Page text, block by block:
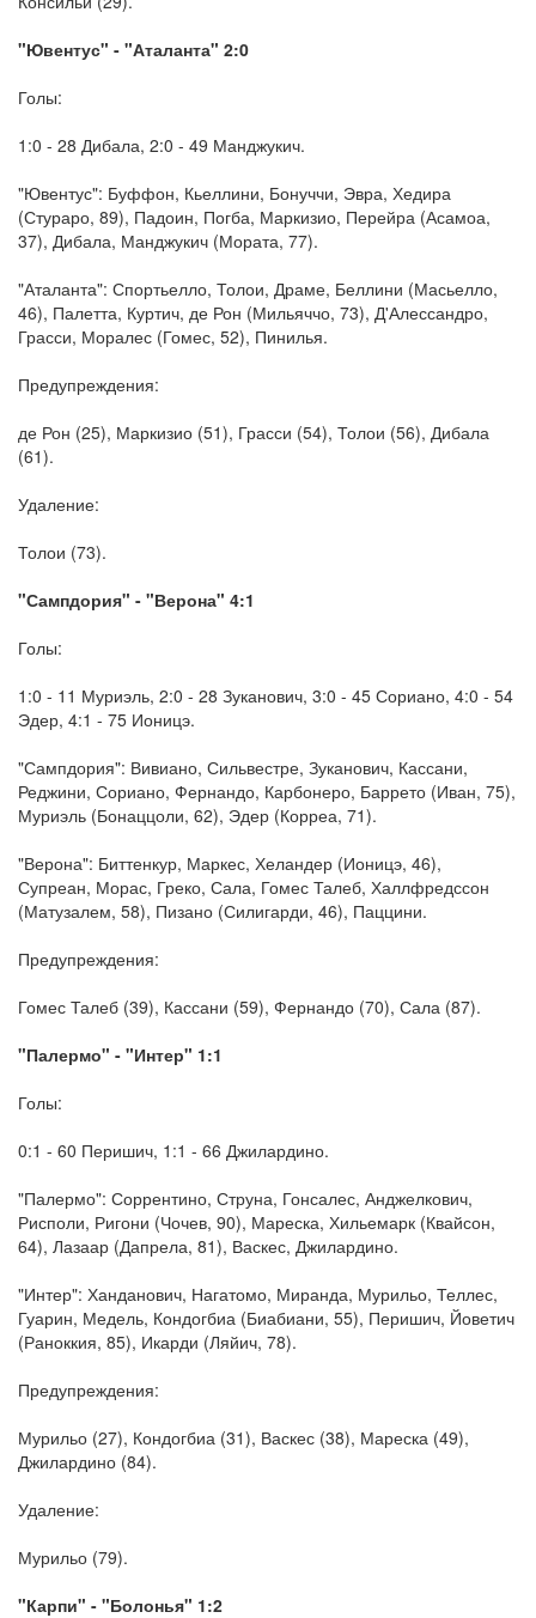
"Ювентус" - "Аталанта" 2:0
Голы:
1:0 - 28 Дибала, 2:0 - 49 Манджукич.
"Ювентус": Буффон, Кьеллини, Бонуччи, Эвра, Хедира
(Стураро, 89), Падоин, Погба, Маркизио, Перейра (Асамоа,
37), Дибала, Манджукич (Мората, 77).
"Аталанта": Спортьелло, Толои, Драме, Беллини (Масьелло,
46), Палетта, Куртич, де Рон (Мильяччо, 73), Д'Алессандро,
Грасси, Моралес (Гомес, 52), Пинилья.
Предупреждения:
де Рон (25), Маркизио (51), Грасси (54), Толои (56), Дибала
(61).
Удаление:
Толои (73).
"Сампдория" - "Верона" 4:1
Голы:
1:0 - 11 Муриэль, 2:0 - 28 Зуканович, 3:0 - 45 Сориано, 4:0 - 54
Эдер, 4:1 - 75 Ионицэ.
"Сампдория": Вивиано, Сильвестре, Зуканович, Кассани,
Реджини, Сориано, Фернандо, Карбонеро, Баррето (Иван, 75),
Муриэль (Бонаццоли, 62), Эдер (Корреа, 71).
"Верона": Биттенкур, Маркес, Хеландер (Ионицэ, 46),
Супреан, Морас, Греко, Сала, Гомес Талеб, Халлфредссон
(Матузалем, 58), Пизано (Силигарди, 46), Паццини.
Предупреждения:
Гомес Талеб (39), Кассани (59), Фернандо (70), Сала (87).
"Палермо" - "Интер" 1:1
Голы:
0:1 - 60 Перишич, 1:1 - 66 Джилардино.
"Палермо": Соррентино, Струна, Гонсалес, Анджелкович,
Рисполи, Ригони (Чочев, 90), Мареска, Хильемарк (Квайсон,
64), Лазаар (Дапрела, 81), Васкес, Джилардино.
"Интер": Ханданович, Нагатомо, Миранда, Мурильо, Теллес,
Гуарин, Медель, Кондогбиа (Биабиани, 55), Перишич, Йоветич
(Раноккия, 85), Икарди (Ляйич, 78).
Предупреждения:
Мурильо (27), Кондогбиа (31), Васкес (38), Мареска (49),
Джилардино (84).
Удаление:
Мурильо (79).
"Карпи" - "Болонья" 1:2